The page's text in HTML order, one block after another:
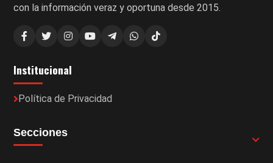
con la información veraz y oportuna desde 2015.
Institucional
Política de Privacidad
Secciones